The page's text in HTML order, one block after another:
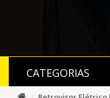
CATEGORIAS